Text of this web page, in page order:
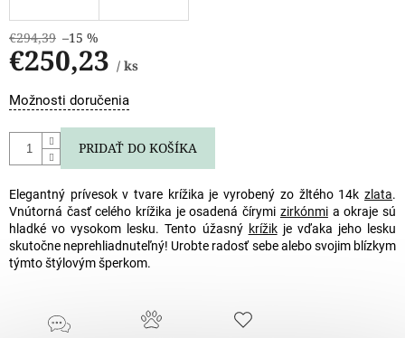
€294,39 –15 %
€250,23 / ks
Jednotková
cena:
Možnosti doručenia
PRIDAŤ DO KOŠÍKA
Elegantný prívesok v tvare krížika je vyrobený zo žltého 14k zlata.
Vnútorná časť celého krížika je osadená čírymi zirkónmia okraje sú
hladké vo vysokom lesku. Tento úžasný krížikje vďaka jeho lesku
skutočne neprehliadnuteľný! Urobte radosť sebe alebo svojim blízkym
týmto štýlovým šperkom.